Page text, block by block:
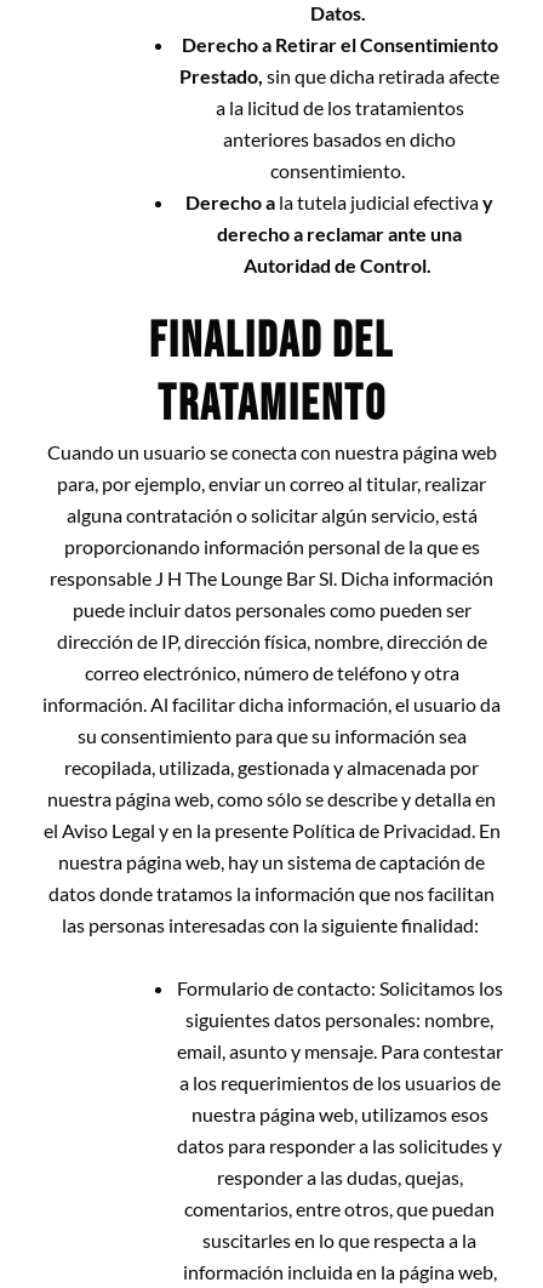
Datos.
Derecho a Retirar el Consentimiento
Prestado, sin que dicha retirada afecte
a la licitud de los tratamientos
anteriores basados en dicho
consentimiento.
Derecho a la tutela judicial efectivay
derecho a reclamar ante una
Autoridad de Control.
FINALIDAD DEL
TRATAMIENTO
Cuando un usuario se conecta con nuestra página web
para, por ejemplo, enviar un correo al titular, realizar
alguna contratación o solicitar algún servicio, está
proporcionando información personal de la que es
responsable J H The Lounge Bar Sl. Dicha información
puede incluir datos personales como pueden ser
dirección de IP, dirección física, nombre, dirección de
correo electrónico, número de teléfono y otra
información. Al facilitar dicha información, el usuario da
su consentimiento para que su información sea
recopilada, utilizada, gestionada y almacenada por
nuestra página web, como sólo se describe y detalla en
el Aviso Legal y en la presente Política de Privacidad. En
nuestra página web, hay un sistema de captación de
datos donde tratamos la información que nos facilitan
las personas interesadas con la siguiente finalidad:
Formulario de contacto: Solicitamos los
siguientes datos personales: nombre,
email, asunto y mensaje. Para contestar
a los requerimientos de los usuarios de
nuestra página web, utilizamos esos
datos para responder a las solicitudes y
responder a las dudas, quejas,
comentarios, entre otros, que puedan
suscitarles en lo que respecta a la
información incluida en la página web,